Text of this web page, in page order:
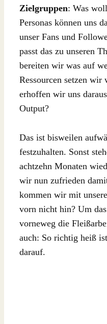
Zielgruppen: Was
Personas können uns
unser Fans und
passt das zu unseren
bereiten wir was auf
Ressourcen setzen wir
erhoffen wir uns
Output?
Das ist bisweilen
festzuhalten. Sonst
achtzehn Monaten
wir nun zufrieden
kommen wir mit
vorn nicht hin? Um
vorneweg die
auch: So richtig heiß
darauf.